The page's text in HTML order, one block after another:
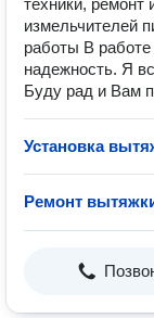
техники, ремонт
измельчителей
работы В работе
надежность. Я
Буду рад и Вам
Установка
Ремонт